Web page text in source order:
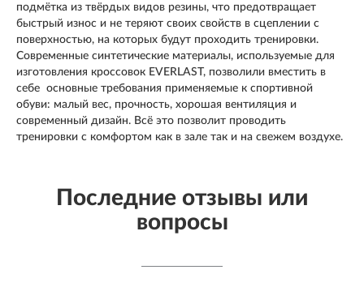
подмётка из твёрдых видов резины, что предотвращает
быстрый износ и не теряют своих свойств в сцеплении с
поверхностью, на которых будут проходить тренировки.
Современные синтетические материалы, используемые для
изготовления кроссовок EVERLAST, позволили вместить в
себе основные требования применяемые к спортивной
обуви: малый вес, прочность, хорошая вентиляция и
современный дизайн. Всё это позволит проводить
тренировки с комфортом как в зале так и на свежем воздухе.
Последние отзывы или
вопросы